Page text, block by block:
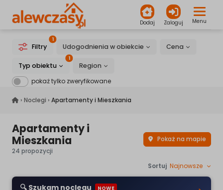
Dodaj Zaloguj Menu
Filtry
1
Udogodnienia w obiekcie Cena
Typ obiektu
1
Region
pokaż tylko zweryfikowane
alewczasy.pl
› Noclegi › Apartamenty i Mieszkania
Apartamenty i
Mieszkania
24 propozycji
Pokaż na mapie
Sortuj Najnowsze
🔍 Szukam noclegu NOWE